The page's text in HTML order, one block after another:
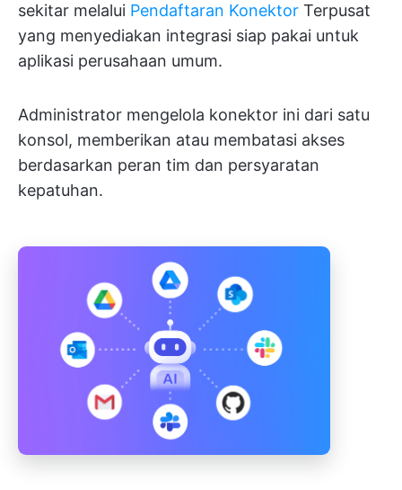
sekitar melalui Pendaftaran Konektor Terpusat
yang menyediakan integrasi siap pakai untuk
aplikasi perusahaan umum.
Administrator mengelola konektor ini dari satu
konsol, memberikan atau membatasi akses
berdasarkan peran tim dan persyaratan
kepatuhan.